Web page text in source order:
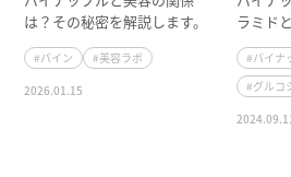
は？その秘密を解説します。
#パイン
#美容ラボ
2026.01.15
ラミド
#パイナ
#グルコ